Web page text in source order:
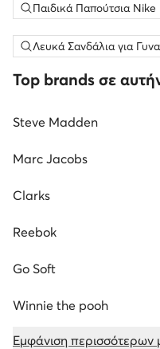
Παιδικά Παπούτσια Nike
Λευκά Σανδάλια για
Top brands σε
Steve Madden
Marc Jacobs
Clarks
Reebok
Go Soft
Winnie the pooh
Εμφάνιση